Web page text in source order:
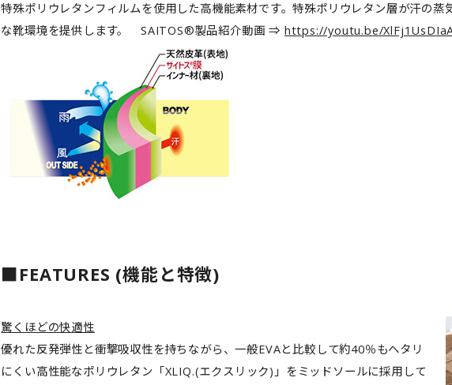
特殊ポリウレタンフィルムを使用した高機能素材です。特殊ポリウレタン層が汗の蒸
な靴環境を提供します。 SAITOS®製品紹介動画 ⇒ https://youtu.be/
■FEATURES (機能と特徴)
驚くほどの快適性
優れた反発弾性と衝撃吸収性を持ちながら、一般EVAと比較して約40％もヘタリ
にくい高性能なポリウレタン「XLIQ.(エクスリック)」をミッドソールに採用して